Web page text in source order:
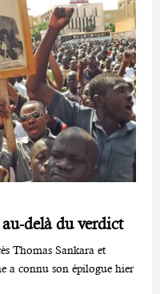
delà du verdict
Thomas Sankara et
a connu son épilogue hier